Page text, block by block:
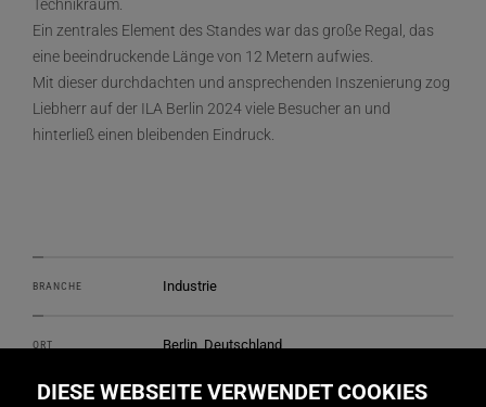
Technikraum.
Ein zentrales Element des Standes war das große Regal, das
eine beeindruckende Länge von 12 Metern aufwies.
Mit dieser durchdachten und ansprechenden Inszenierung zog
Liebherr auf der ILA Berlin 2024 viele Besucher an und
hinterließ einen bleibenden Eindruck.
BRANCHE Industrie
ORT Berlin, Deutschland
REALISATION DISPLAY INTERNATIONAL
DIESE WEBSEITE VERWENDET COOKIES